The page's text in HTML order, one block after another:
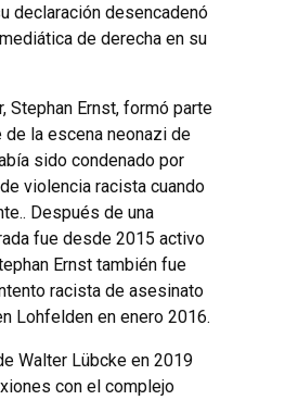
declaración desencadenó
de derecha en su
Stephan Ernst, formó parte
de la escena neonazi de
sido condenado por
violencia racista cuando
Después de una
fue desde 2015 activo
Ernst también fue
racista de asesinato
Lohfelden en enero 2016.
Walter Lübcke en 2019
con el complejo